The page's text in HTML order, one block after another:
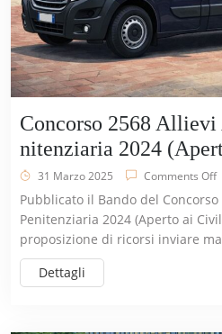
Concorso 2568
nitenziaria 2024
31 Marzo 2025 Comments Off
Pubblicato il Bando del
Penitenziaria 2024 (Aperto ai
proposizione di ricorsi inviare
Dettagli